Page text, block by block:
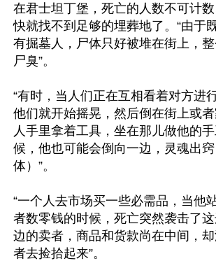
在君士坦丁堡，死亡的人数不可计
快就找不到足够的埋葬地了。“由于
有掘墓人，尸体只好被堆在街上，
尸臭”。
“有时，当人们正在互相看着对方进
他们就开始摇晃，然后倒在街上或
人手里拿着工具，坐在那儿做他的
候，他也可能会倒向一边，灵魂出
体）”。
“一个人去市场买一些必需品，当他
者数零钱的时候，死亡突然袭击了
边的卖者，商品和货款尚在中间，
者去捡拾起来”。